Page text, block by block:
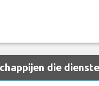
die